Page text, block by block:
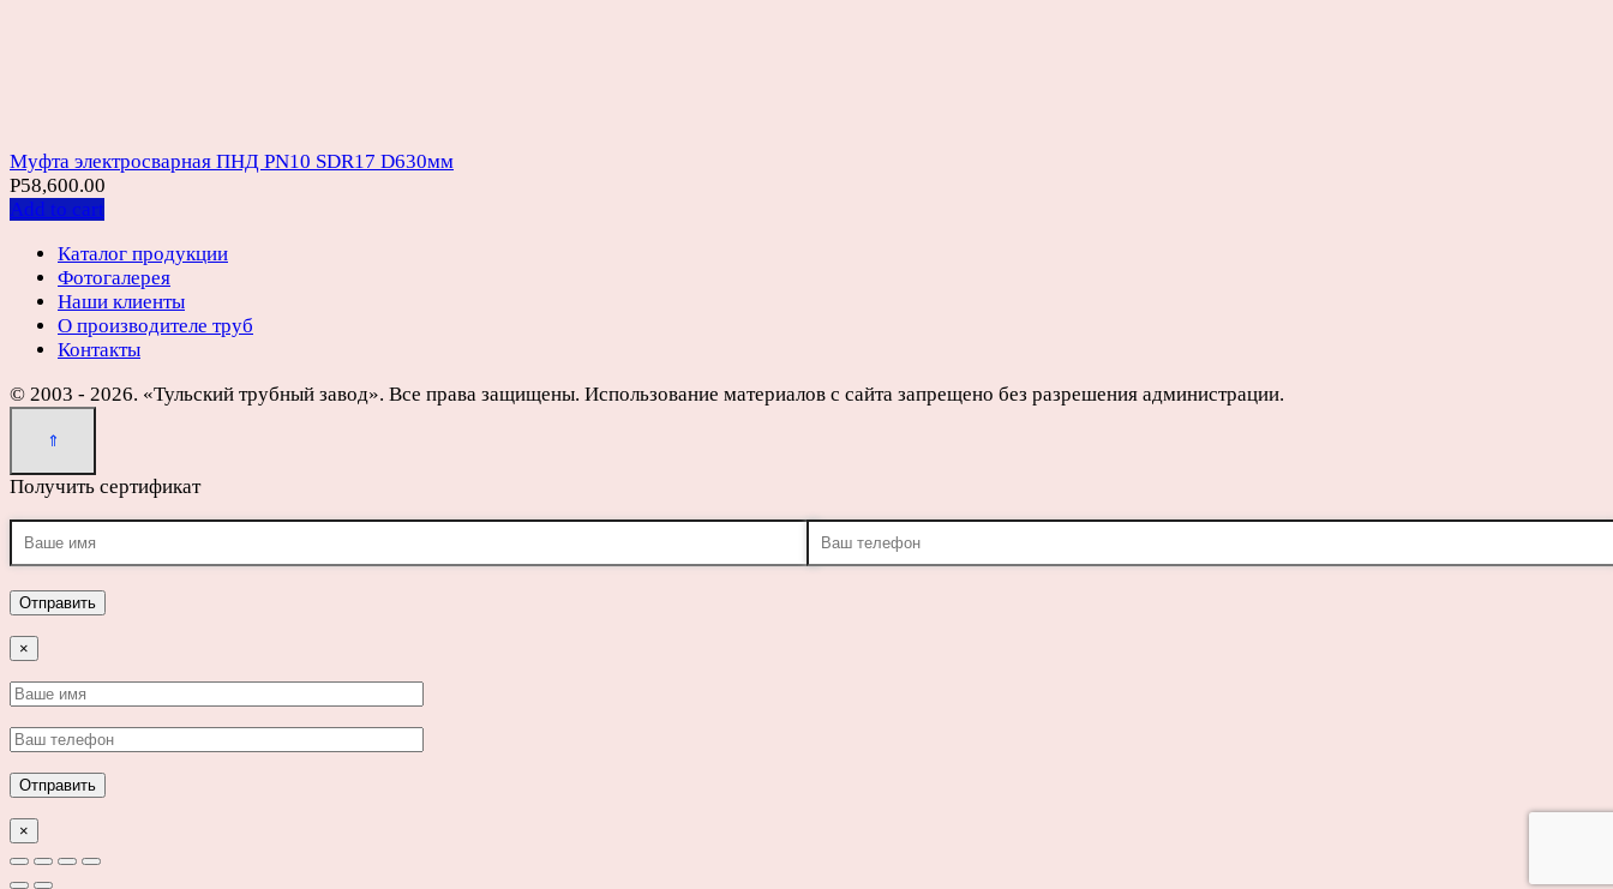
Муфта электросварная ПНД PN10 SDR17 D630мм
Р58,600.00
Add to cart
Каталог продукции
Фотогалерея
Наши клиенты
О производителе труб
Контакты
© 2003 - 2026. «Тульский трубный завод». Все права защищены. Использование материалов с сайта запрещено без разрешения администрации.
Получить сертификат
×
×